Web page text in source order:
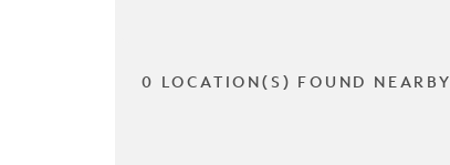
0 LOCATION(S) FOUND NEARBY